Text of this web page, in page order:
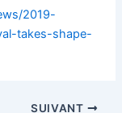
2019-
takes-shape-
SUIVANT